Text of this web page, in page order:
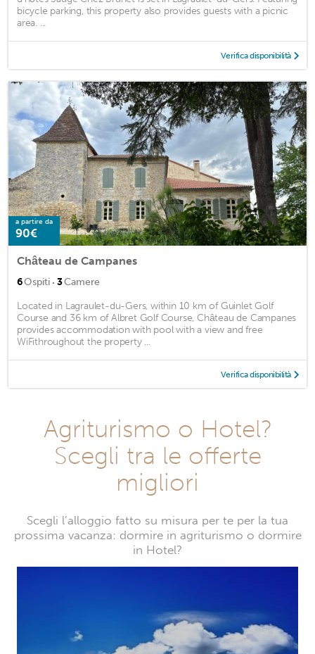
bicycle parking, this property also provides guests with a picnic
area. ...
Verifica disponibilità
a partire da
90€
Château de Campanes
6Ospiti · 3Camere
Located in Lagraulet-du-Gers, within 10 km of Guinlet Golf
Course and 36 km of Albret Golf Course, Château de Campanes
provides accommodation with pool with a view and free
WiFithroughout the property ...
Verifica disponibilità
Agriturismo o Hotel?
Scegli tra le offerte
migliori
Scegli l’alloggio fatto su misura per te per la tua
prossima vacanza: dormire in agriturismo o dormire
in Hotel?